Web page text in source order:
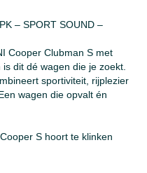
– SPORT SOUND –
Cooper Clubman S met
dit dé wagen die je zoekt.
sportiviteit, rijplezier
wagen die opvalt én
S hoort te klinken